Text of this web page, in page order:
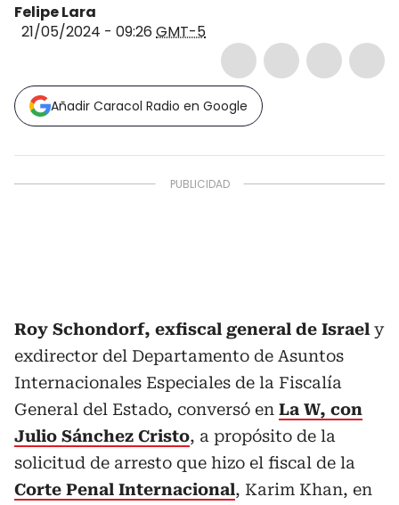
Felipe Lara
21/05/2024 - 09:26 GMT-5
Añadir Caracol Radio en Google
Roy Schondorf, exfiscal general de Israel y
exdirector del Departamento de Asuntos
Internacionales Especiales de la Fiscalía
General del Estado, conversó en La W, con
Julio Sánchez Cristo, a propósito de la
solicitud de arresto que hizo el fiscal de la
Corte Penal Internacional, Karim Khan, en